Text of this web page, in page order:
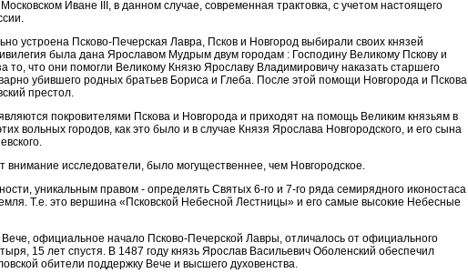
Иване III, в данном случае, современная трактовка, с учетом настоящего
устроена Псково-Печерская Лавра, Псков и Новгород выбирали своих князей
была дана Ярославом Мудрым двум городам : Господину Великому Пскову и
то, что они помогли Великому Князю Ярославу Владимировичу наказать старшего
убившего родных братьев Бориса и Глеба. После этой помощи Новгорода и Пскова
престол.
покровителями Пскова и Новгорода и приходят на помощь Великим князьям в
вольных городов, как это было и в случае Князя Ярослава Новгородского, и его сына
внимание исследователи, было могущественнее, чем Новгородское.
уникальным правом - определять Святых 6-го и 7-го ряда семирядного иконостаса
Т.е. это вершина «Псковской Небесной Лестницы» и его самые высокие Небесные
официальное начало Псково-Печерской Лавры, отличалось от официального
15 лет спустя. В 1487 году князь Ярослав Васильевич Оболенский обеспечил
обители поддержку Вече и высшего духовенства.